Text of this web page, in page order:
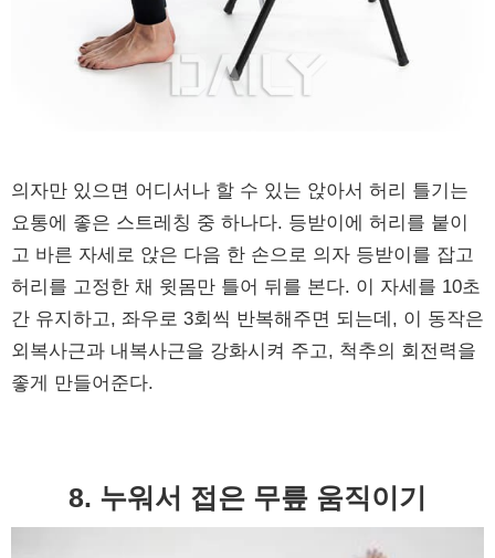
의자만 있으면 어디서나 할 수 있는 앉아서 허리 틀기는
요통에 좋은 스트레칭 중 하나다. 등받이에 허리를 붙이
고 바른 자세로 앉은 다음 한 손으로 의자 등받이를 잡고
허리를 고정한 채 윗몸만 틀어 뒤를 본다. 이 자세를 10초
간 유지하고, 좌우로 3회씩 반복해주면 되는데, 이 동작은
외복사근과 내복사근을 강화시켜 주고, 척추의 회전력을
좋게 만들어준다.
8. 누워서 접은 무릎 움직이기